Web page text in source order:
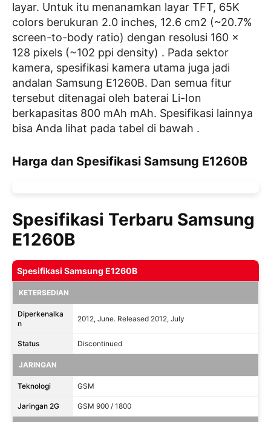
layar. Untuk itu menanamkan layar TFT, 65K
colors berukuran 2.0 inches, 12.6 cm2 (~20.7%
screen-to-body ratio) dengan resolusi 160 x
128 pixels (~102 ppi density) . Pada sektor
kamera, spesifikasi kamera utama juga jadi
andalan Samsung E1260B. Dan semua fitur
tersebut ditenagai oleh baterai Li-Ion
berkapasitas 800 mAh mAh. Spesifikasi lainnya
bisa Anda lihat pada tabel di bawah .
Harga dan Spesifikasi Samsung E1260B
Spesifikasi Terbaru Samsung
E1260B
Spesifikasi Samsung E1260B
KETERSEDIAN
Diperkenalka
n
2012, June. Released 2012, July
Status Discontinued
JARINGAN
Teknologi GSM
Jaringan 2G GSM 900 / 1800